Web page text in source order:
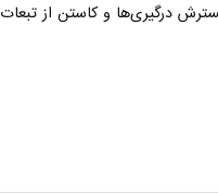
درگیری‌ها و کاستن از تبعات